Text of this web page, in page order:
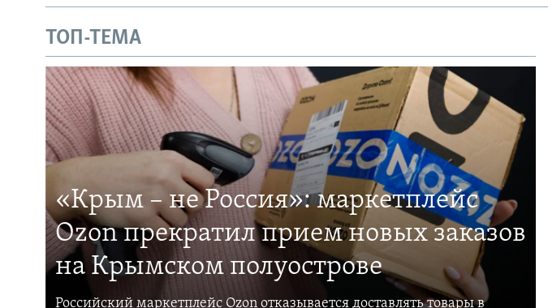
ТОП-ТЕМА
«Крым – не Россия»: маркетплейс
Ozon прекратил прием новых заказов
на Крымском полуострове
Российский маркетплейс Ozon отказывается доставлять товары в